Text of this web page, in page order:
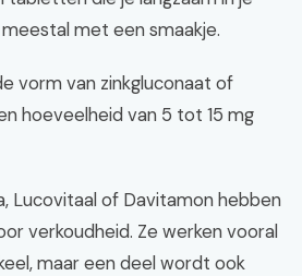
met een smaakje.
vorm van zinkgluconaat of
hoeveelheid van 5 tot 15 mg
Lucovitaal of Davitamon hebben
verkoudheid. Ze werken vooral
maar een deel wordt ook